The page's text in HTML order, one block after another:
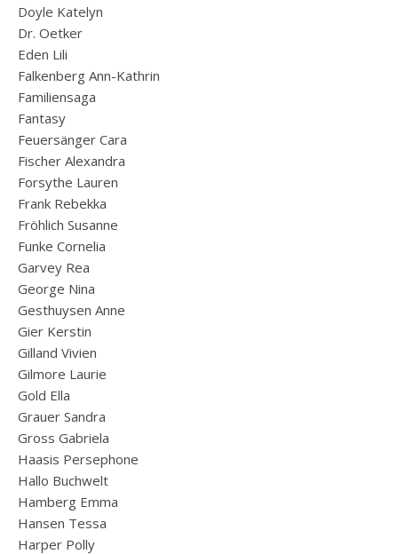
Doyle Katelyn
Dr. Oetker
Eden Lili
Falkenberg Ann-Kathrin
Familiensaga
Fantasy
Feuersänger Cara
Fischer Alexandra
Forsythe Lauren
Frank Rebekka
Fröhlich Susanne
Funke Cornelia
Garvey Rea
George Nina
Gesthuysen Anne
Gier Kerstin
Gilland Vivien
Gilmore Laurie
Gold Ella
Grauer Sandra
Gross Gabriela
Haasis Persephone
Hallo Buchwelt
Hamberg Emma
Hansen Tessa
Harper Polly